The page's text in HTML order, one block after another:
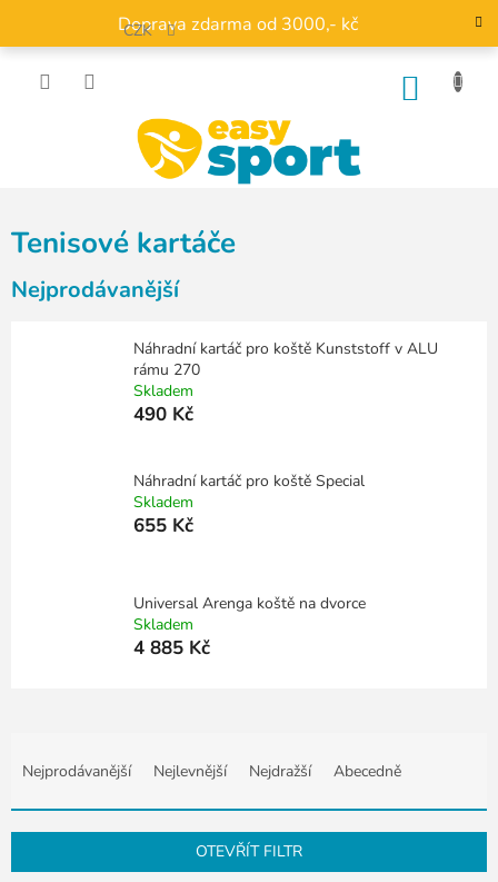
obsah
Doprava zdarma od 3000,- kč
CZK
Tenisové kartáče
Nejprodávanější
Náhradní kartáč pro koště Kunststoff v ALU
rámu 270
Skladem
490 Kč
Náhradní kartáč pro koště Special
Skladem
655 Kč
Universal Arenga koště na dvorce
Skladem
4 885 Kč
e
n
í
Nejprodávanější Nejlevnější Nejdražší Abecedně
OTEVŘÍT FILTR